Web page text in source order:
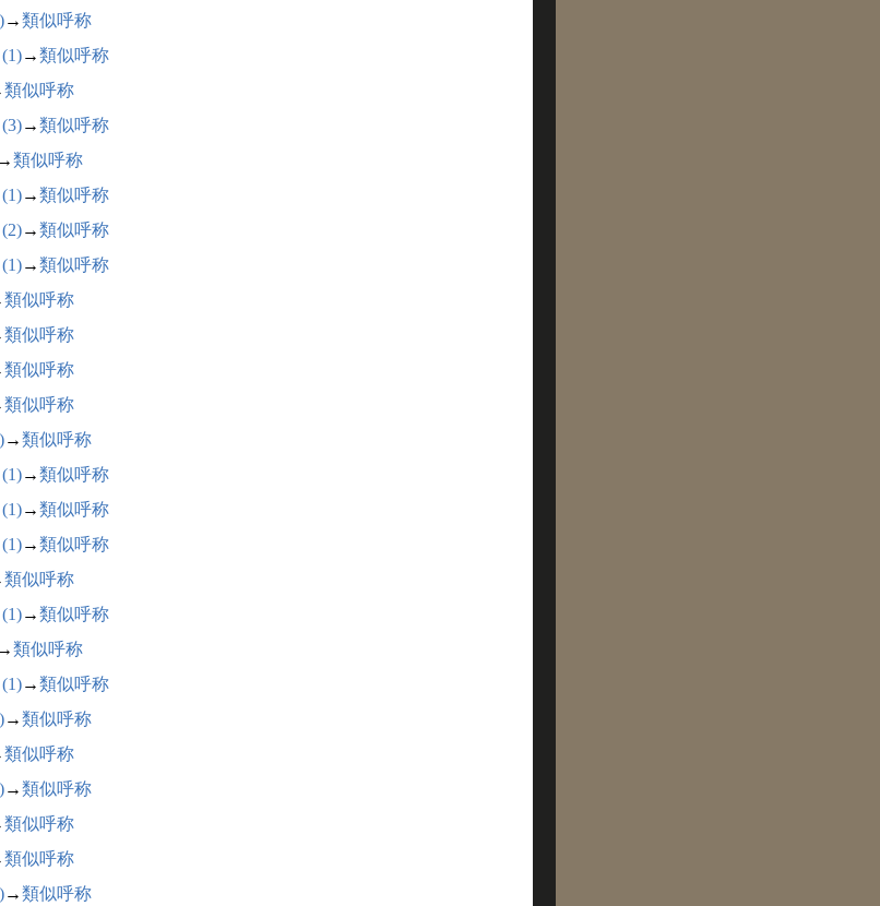
→類似呼称
→類似呼称
類似呼称
→類似呼称
→類似呼称
→類似呼称
→類似呼称
→類似呼称
類似呼称
類似呼称
類似呼称
類似呼称
→類似呼称
→類似呼称
→類似呼称
→類似呼称
類似呼称
→類似呼称
→類似呼称
→類似呼称
→類似呼称
類似呼称
→類似呼称
類似呼称
類似呼称
→類似呼称